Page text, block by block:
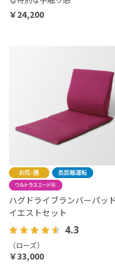
￥24,200
ハグドライブランバーパッ
イエストセット
4.3
（ローズ）
￥33,000